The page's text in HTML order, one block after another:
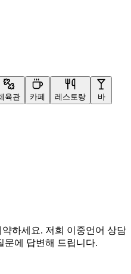
육관 카페 레스토랑 바
하세요. 저희 이중언어 상담
문에 답변해 드립니다.